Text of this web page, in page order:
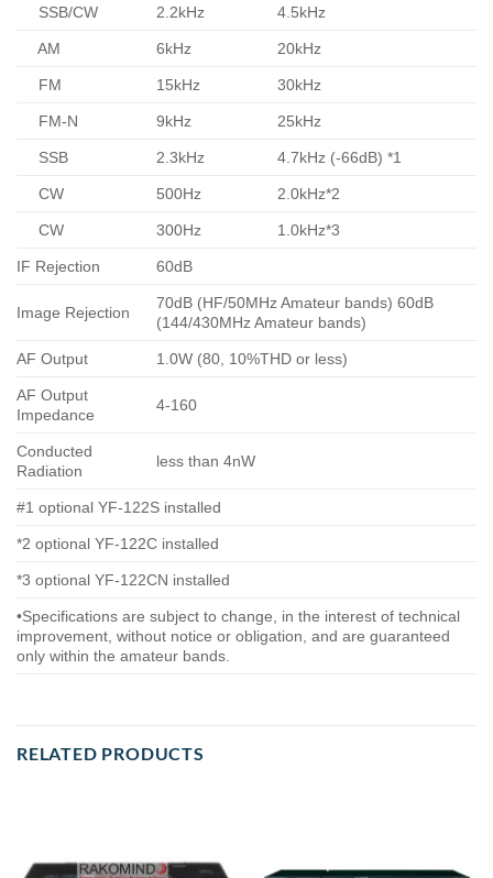
SSB/CW 2.2kHz 4.5kHz
AM 6kHz 20kHz
FM 15kHz 30kHz
FM-N 9kHz 25kHz
SSB 2.3kHz 4.7kHz (-66dB) *1
CW 500Hz 2.0kHz*2
CW 300Hz 1.0kHz*3
IF Rejection 60dB
Image Rejection
70dB (HF/50MHz Amateur bands) 60dB
(144/430MHz Amateur bands)
AF Output 1.0W (80, 10%THD or less)
AF Output
Impedance
4-160
Conducted
Radiation
less than 4nW
#1 optional YF-122S installed
*2 optional YF-122C installed
*3 optional YF-122CN installed
•Specifications are subject to change, in the interest of technical
improvement, without notice or obligation, and are guaranteed
only within the amateur bands.
RELATED PRODUCTS